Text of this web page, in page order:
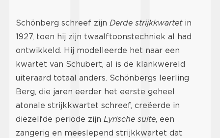
Schönberg schreef zijn Derde strijkkwartetin
1927, toen hij zijn twaalftoonstechniek al had
ontwikkeld. Hij modelleerde het naar een
kwartet van Schubert, al is de klankwereld
uiteraard totaal anders. Schönbergs leerling
Berg, die jaren eerder het eerste geheel
atonale strijkkwartet schreef, creëerde in
diezelfde periode zijn Lyrische suite, een
zangerig en meeslepend strijkkwartet dat